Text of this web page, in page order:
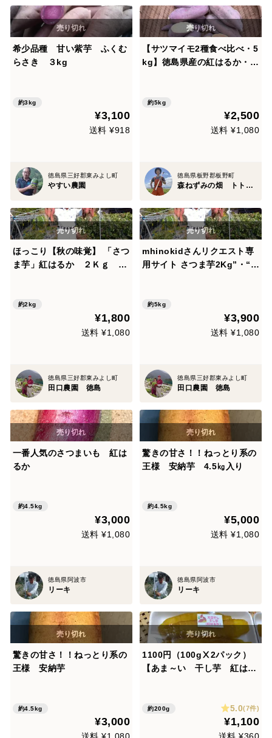
希少品種 甘い紫芋 ふくむ
らさき ３kg
約3kg
¥3,100
送料 ¥918
徳島県三好郡東みよし町
やすい農園
【サツマイモ2種食べ比べ・5
kg】徳島県産の紅はるか・安
約5kg
¥2,500
送料 ¥1,080
徳島県板野郡板野町
森ねずみの畑 トトファーム
ほっこり【秋の味覚】 「さつ
ま芋」紅はるか ２Ｋｇ １
おります」 世界農業遺産に登
録さてている農法です
約2kg
¥1,800
送料 ¥1,080
徳島県三好郡東みよし町
田口農園 徳島
mhinokidさんリクエスト専
用サイト さつま芋2Kg”・“ジ
約5kg
¥3,900
送料 ¥1,080
徳島県三好郡東みよし町
田口農園 徳島
一番人気のさつまいも 紅は
るか
約4.5kg
¥3,000
送料 ¥1,080
徳島県阿波市
リーキ
驚きの甘さ！！ねっとり系の
王様 安納芋 4.5㎏入り
約4.5kg
¥5,000
送料 ¥1,080
徳島県阿波市
リーキ
驚きの甘さ！！ねっとり系の
王様 安納芋
約4.5kg
¥3,000
1100円（100gⅩ2パック）
【あま～い 干し芋 紅はる
ック（すぐにお届けできま
す） レターパックで送料360
約200g 5.0(7件)
¥1,100